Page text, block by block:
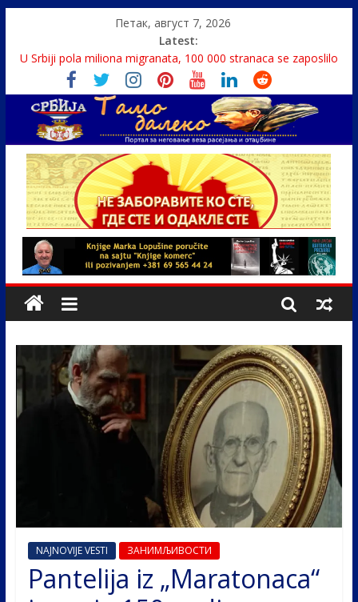
Петак, август 7, 2026
Latest:
Politika i seks glavne teme srpskih medija
U Srbiji pola miliona migranata, 100 000 stranaca se zaposlilo
Како је „Господар књига“ проглашен народним
непријатељем
Čije je pravo na istinu o Nikoli Tesli?
Srbin zaspao na Dunavu, reka ga odnela u Rumuniju
NAJNOVIJE VESTI ЗАНИМЉИВОСТИ
Pantelija iz „Maratonaca“